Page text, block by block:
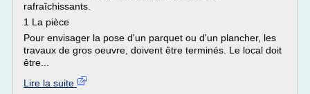
rafraîchissants.
1 La pièce
Pour envisager la pose d'un parquet ou d'un plancher, les
travaux de gros oeuvre, doivent être terminés. Le local doit
être...
Lire la suite